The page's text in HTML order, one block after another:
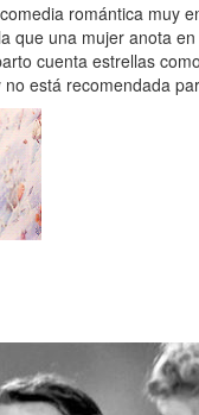
romántica muy
que una mujer anota
cuenta estrellas
está recomendada